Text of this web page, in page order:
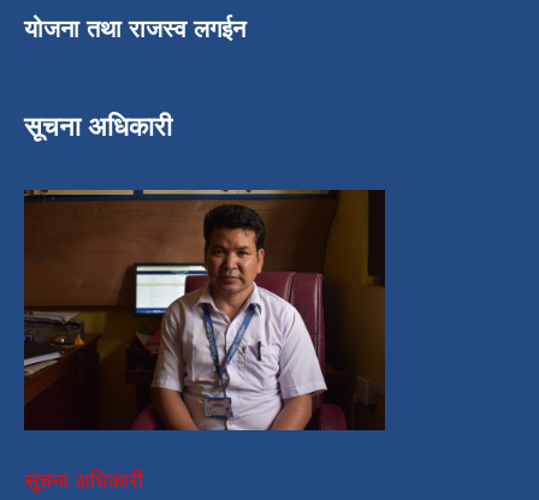
योजना तथा राजस्व लगईन
सूचना अधिकारी
सूचना अधिकारी